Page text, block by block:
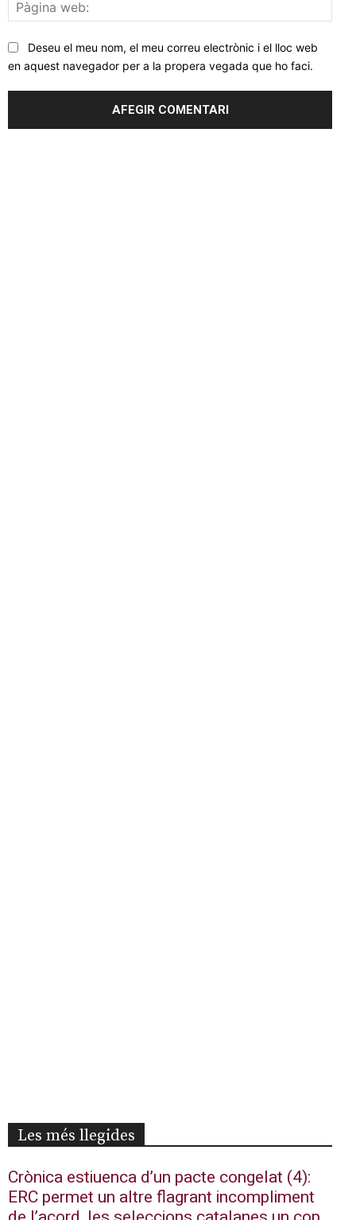
web:
Deseu el meu nom, el meu correu electrònic i el lloc web
en aquest navegador per a la propera vegada que ho faci.
Les més llegides
Crònica estiuenca d’un pacte congelat (4):
ERC permet un altre flagrant incompliment